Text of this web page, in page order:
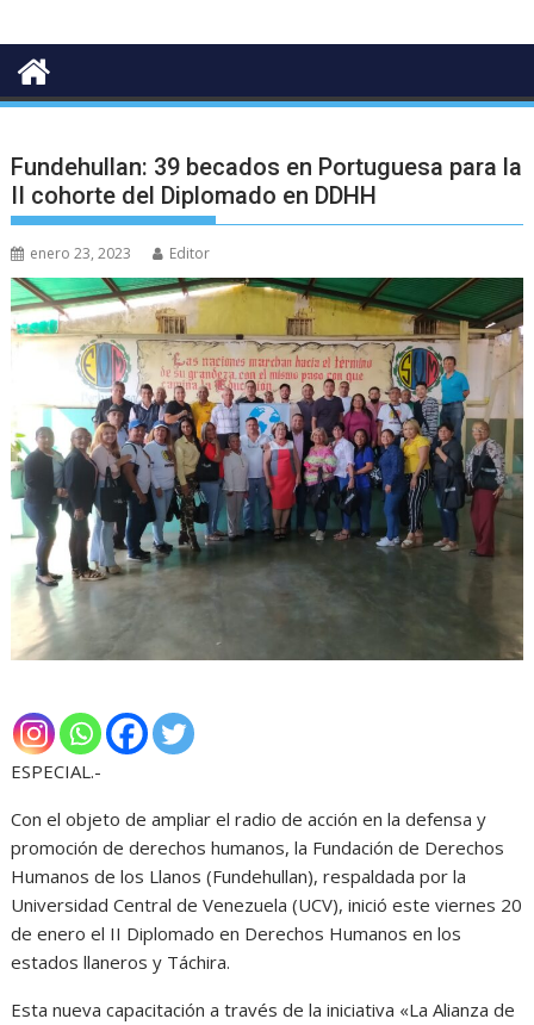
Fundehullan: 39 becados en Portuguesa para la
II cohorte del Diplomado en DDHH
enero 23, 2023 Editor
ESPECIAL.-
Con el objeto de ampliar el radio de acción en la defensa y
promoción de derechos humanos, la Fundación de Derechos
Humanos de los Llanos (Fundehullan), respaldada por la
Universidad Central de Venezuela (UCV), inició este viernes 20
de enero el II Diplomado en Derechos Humanos en los
estados llaneros y Táchira.
Esta nueva capacitación a través de la iniciativa «La Alianza de